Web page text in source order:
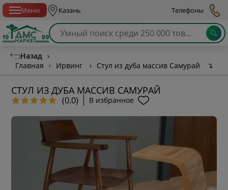
Меню Казань Телефоны
Назад ›
Главная
› Ирвинг › Стул из дуба массив Самурай ↴
СТУЛ ИЗ ДУБА МАССИВ САМУРАЙ
(0.0) В избранное